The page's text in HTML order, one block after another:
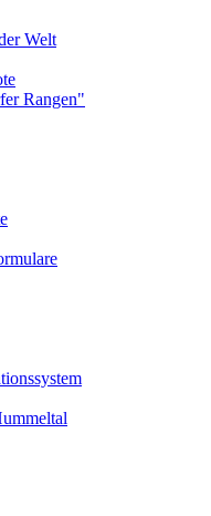
Welt
Rangen"